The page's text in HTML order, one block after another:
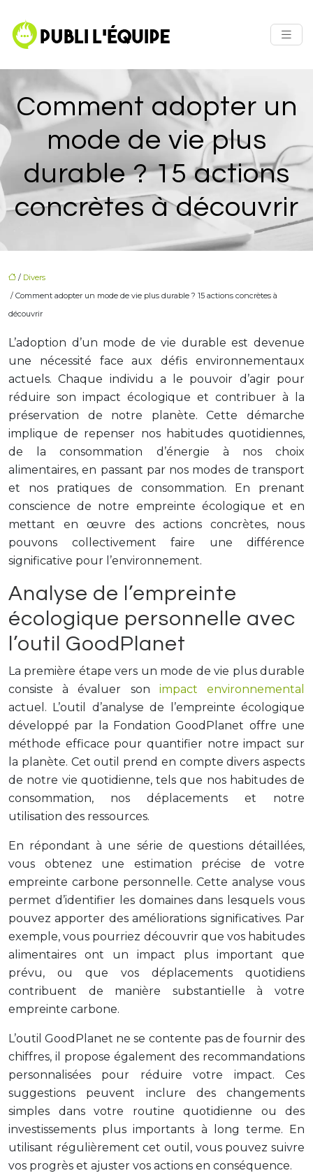
Comment adopter un
mode de vie plus
durable ? 15 actions
concrètes à découvrir
/ Divers
/ Comment adopter un mode de vie plus durable ? 15 actions concrètes à
découvrir
L’adoption d’un mode de vie durable est devenue
une nécessité face aux défis environnementaux
actuels. Chaque individu a le pouvoir d’agir pour
réduire son impact écologique et contribuer à la
préservation de notre planète. Cette démarche
implique de repenser nos habitudes quotidiennes,
de la consommation d’énergie à nos choix
alimentaires, en passant par nos modes de transport
et nos pratiques de consommation. En prenant
conscience de notre empreinte écologique et en
mettant en œuvre des actions concrètes, nous
pouvons collectivement faire une différence
significative pour l’environnement.
Analyse de l’empreinte
écologique personnelle avec
l’outil GoodPlanet
La première étape vers un mode de vie plus durable
consiste à évaluer son impact environnemental
actuel. L’outil d’analyse de l’empreinte écologique
développé par la Fondation GoodPlanet offre une
méthode efficace pour quantifier notre impact sur
la planète. Cet outil prend en compte divers aspects
de notre vie quotidienne, tels que nos habitudes de
consommation, nos déplacements et notre
utilisation des ressources.
En répondant à une série de questions détaillées,
vous obtenez une estimation précise de votre
empreinte carbone personnelle. Cette analyse vous
permet d’identifier les domaines dans lesquels vous
pouvez apporter des améliorations significatives. Par
exemple, vous pourriez découvrir que vos habitudes
alimentaires ont un impact plus important que
prévu, ou que vos déplacements quotidiens
contribuent de manière substantielle à votre
empreinte carbone.
L’outil GoodPlanet ne se contente pas de fournir des
chiffres, il propose également des recommandations
personnalisées pour réduire votre impact. Ces
suggestions peuvent inclure des changements
simples dans votre routine quotidienne ou des
investissements plus importants à long terme. En
utilisant régulièrement cet outil, vous pouvez suivre
vos progrès et ajuster vos actions en conséquence.